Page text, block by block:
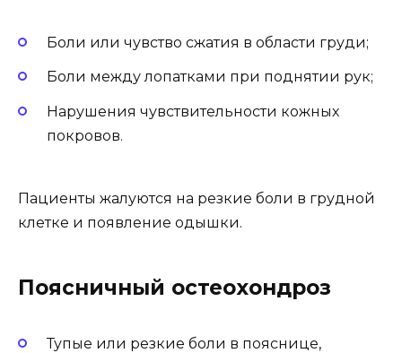
Боли или чувство сжатия в области груди;
Боли между лопатками при поднятии рук;
Нарушения чувствительности кожных
покровов.
Пациенты жалуются на резкие боли в грудной
клетке и появление одышки.
Поясничный остеохондроз
Тупые или резкие боли в пояснице,